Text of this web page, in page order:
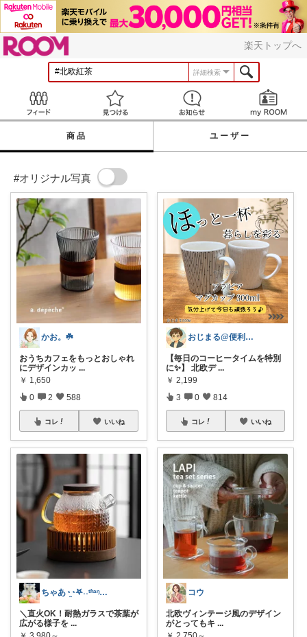
楽天トップへ
詳細検索
見つける お知らせ
商品 ユーザー
#オリジナル写真
かお。☘️
おうちカフェをもっとおしゃれ
にデザインカッ ...
￥ 1,650
0 2 588
コレ いいね
ちゃあ◔̯◔‪𖤐˒˒ᵗʱᵃᵑᵏᵧₒᵤ
＼直火OK！耐熱ガラスで茶葉が
広がる様子を ...
おじまる@便利雑貨🧼ファション👚
【毎日のコーヒータイムを特別
に✨】 北欧デ ...
￥ 2,199
3 0 814
コレ いいね
コウ
​北欧ヴィンテージ風のデザイン
がとってもキ ...